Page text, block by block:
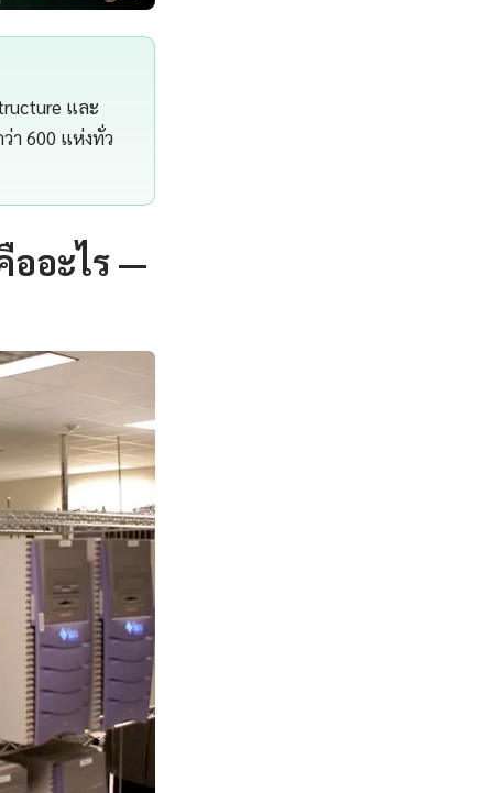
และ
า 600 แห่งทั่ว
ออะไร —